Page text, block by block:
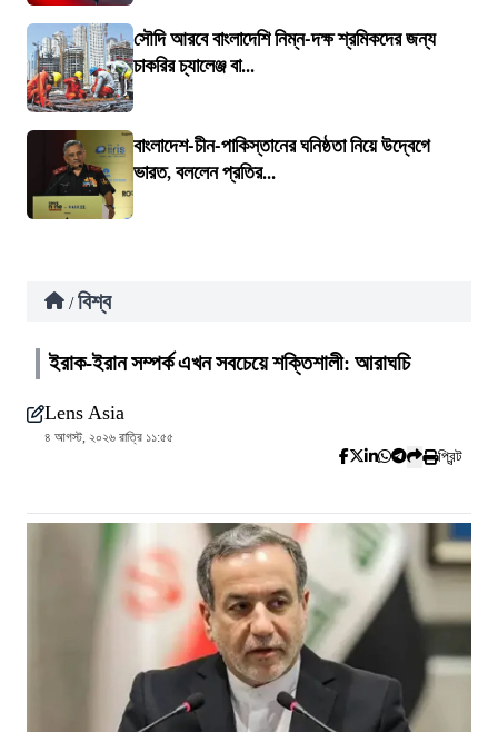
সৌদি আরবে বাংলাদেশি নিম্ন-দক্ষ শ্রমিকদের জন্য
চাকরির চ্যালেঞ্জ বা...
বাংলাদেশ-চীন-পাকিস্তানের ঘনিষ্ঠতা নিয়ে উদ্বেগে
ভারত, বললেন প্রতির...
/ বিশ্ব
ইরাক-ইরান সম্পর্ক এখন সবচেয়ে শক্তিশালী: আরাঘচি
Lens Asia
৪ আগস্ট, ২০২৬ রাত্রি ১১:৫৫
প্রিন্ট